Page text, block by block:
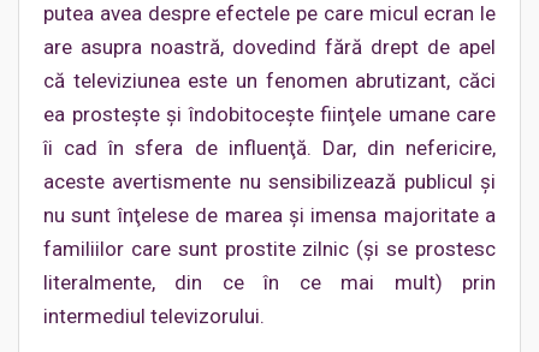
putea avea despre efectele pe care micul ecran le
are asupra noastră, dovedind fără drept de apel
că televiziunea este un fenomen abrutizant, căci
ea prosteşte şi îndobitoceşte fiinţele umane care
îi cad în sfera de influenţă. Dar, din nefericire,
aceste avertismente nu sensibilizează publicul şi
nu sunt înţelese de marea şi imensa majoritate a
familiilor care sunt prostite zilnic (şi se prostesc
literalmente, din ce în ce mai mult) prin
intermediul televizorului.